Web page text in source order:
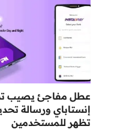
عطل مفاجئ يصيب
إنستاباي ورسالة
تظهر للمستخدمين